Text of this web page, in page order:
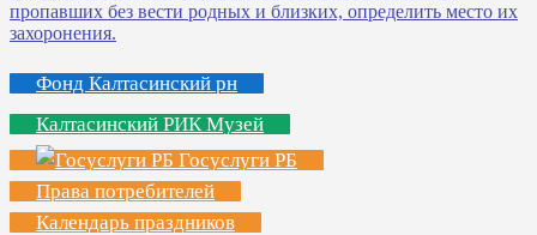
Фонд Калтасинский рн
Калтасинский РИК Музей
Госуслуги РБ
Права потребителей
Календарь праздников